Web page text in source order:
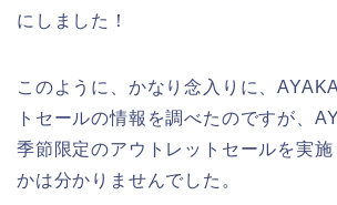
にしました！
このように、かなり念入りに、
トセールの情報を調べたのですが、
季節限定のアウトレットセールを実施
かは分かりませんでした。